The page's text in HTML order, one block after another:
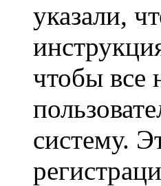
указали,
чтобы все
систему.